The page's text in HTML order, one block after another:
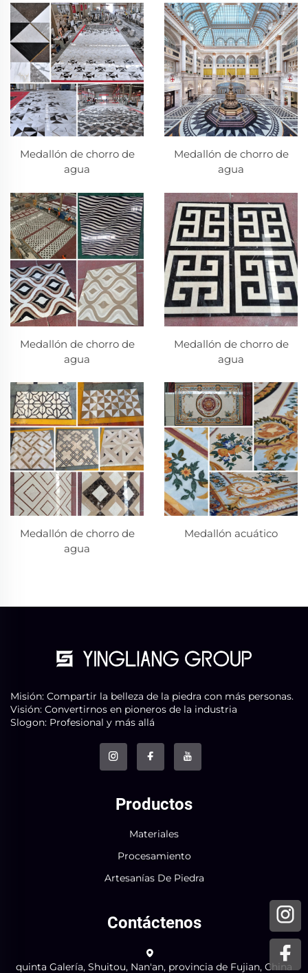
Medallón de chorro de
agua
Medallón de chorro de
agua
Medallón de chorro de
agua
Medallón de chorro de
agua
Medallón de chorro de
agua
Medallón acuático
Misión: Compartir la belleza de la piedra con más personas.
Visión: Convertirnos en pioneros de la industria
Slogon: Profesional y más allá
Productos
Materiales
Procesamiento
Artesanías De Piedra
Contáctenos
quinta Galería, Shuitou, Nan'an, provincia de Fujian, China